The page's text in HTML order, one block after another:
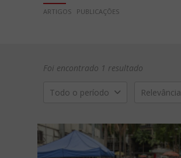
ARTIGOS
PUBLICAÇÕES
Foi encontrado 1 resultado
Todo o período Relevância